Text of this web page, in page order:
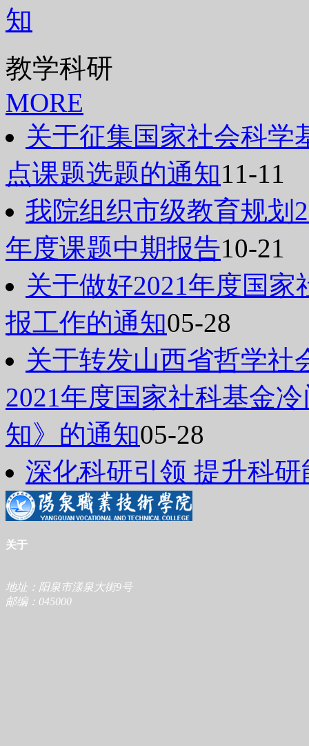
知
教学科研
MORE
关于征集国家社会科学
点课题选题的通知11-11
我院组织市级教育规划
年度课题中期报告10-21
关于做好2021年度国
报工作的通知05-28
关于转发山西省哲学社
2021年度国家社科基金
知》的通知05-28
深化科研引领 提升科研
关于
地址：阳泉市漾泉大街9号
邮编：045000